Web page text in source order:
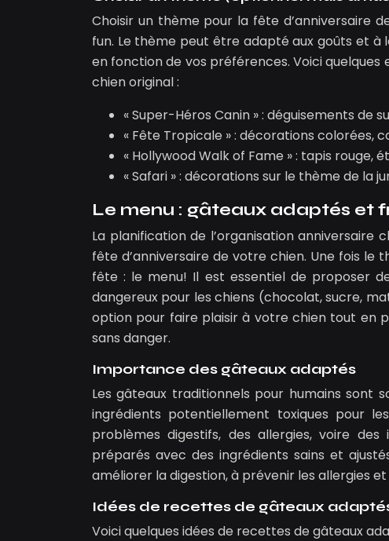
Choisir un thème pour la fête d’anniversaire
fun. Le thème peut être adapté aux goûts et
en fonction de vos préférences. Voici
chien original :
« Super-Héros Canin » : déguisements de
« Fête Tropicale » : décorations colorées,
« Hollywood Walk of Fame » : tapis rouge,
« Safari » : décorations sur le thème de la
Le menu : gâteaux adaptés et
La planification de l’organisation
fête d’anniversaire de votre chien. Une fois le
fête : le menu! Il est essentiel de proposer
dangereux pour les chiens (chocolat, sucre,
option pour faire plaisir à votre chien tout en
sans danger.
Importance des gâteaux adaptés
Les gâteaux traditionnels pour humains sont
ingrédients potentiellement toxiques pour
problèmes digestifs, des allergies, voire
préparés avec des ingrédients sains et
améliorer la digestion, à prévenir les allergies
Idées de recettes de gâteaux
Voici quelques idées de recettes de gâteaux